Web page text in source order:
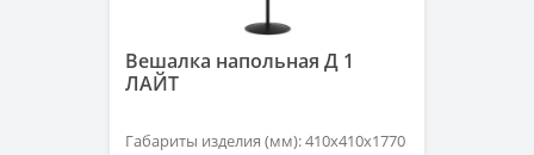
Вешалка напольная Д 1
ЛАЙТ
Габариты изделия (мм): 410х410х1770